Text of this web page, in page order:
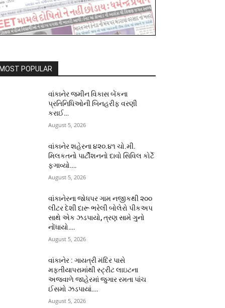
MOST POPULAR
વાંકાનેર જમીન વિકાસ બેંકના
પ્રતિનિધિઓની બિનહરીફ વરણી
કરાઈ…
August 5, 2026
વાંકાનેર શહેરના ૪૨૦.૪૧ ચો.મી.
મિલકતનો પાર્ટીશનનો દાવો સિવિલ કોર્ટે
ફગાવ્યો….
August 5, 2026
વાંકાનેરના જોધપર ગામ નજીકથી ૨૦૦
લીટર દેશી દારૂ ભરેલી બોલેરો પીકઅપ
સાથે એક ઝડપાયો, ત્રણ સામે ગુનો
નોંધાયો….
August 5, 2026
વાંકાનેર : ગાયત્રી મંદિર પાસે
મફતીયાપરામાંથી સ્ટ્રીટ લાઇટના
અજવાળે જાહેરમાં જુગાર રમતા પાંચ
ઈસમો ઝડપાયાં….
August 5, 2026